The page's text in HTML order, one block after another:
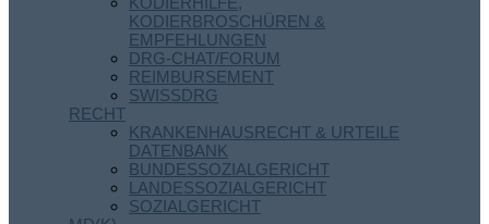
KODIERBROSCHÜREN &
EMPFEHLUNGEN
DRG-CHAT/FORUM
REIMBURSEMENT
SWISSDRG
RECHT
KRANKENHAUSRECHT & URTEILE
DATENBANK
BUNDESSOZIALGERICHT
LANDESSOZIALGERICHT
SOZIALGERICHT